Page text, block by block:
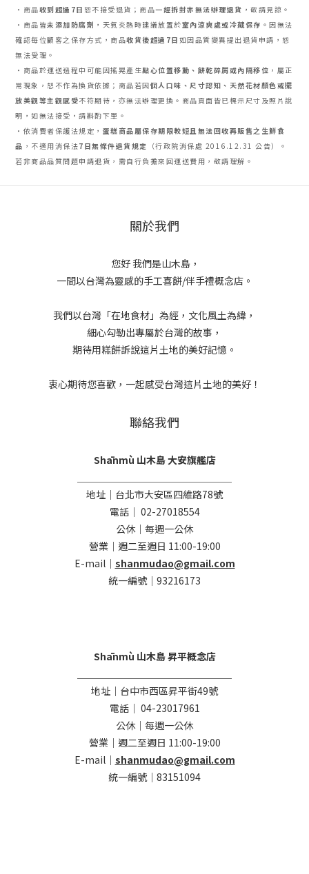
・商品收到超過7日 恕不接受退貨；商品一經拆封亦無法辦理退貨 ，敬請見諒。
・商品皆未添加防腐劑 ，天氣炎熱時建議放置於室內涼爽處或冷藏保存 。因無法
確認每位顧客之保存方式，商品收貨後超過7日 如因品質變異提出退貨申請，恕
無法受理。
・商品於運送過程中可能因搖晃產生點心位置移動、餅乾碎屑或內隔移位 ，屬正
常現象，恕不作為換貨依據；商品若因個人口味、尺寸認知、天然花材顏色或擺
放美觀等主觀感受不符期待，亦無法辦理更換。商品頁面皆已標示尺寸及照片說
明，如無法接受，請斟酌下單。
・依消費者保護法規定， 蛋糕商品屬保存期限較短且無法回收再販售之生鮮食
品 ，不適用消保法7日無條件退貨規定 （行政院消保處 2016.12.31 公告）。
若非商品品質問題申請退貨，需自行負擔來回運送費用，敬請理解。
關於我們
您好 我們是山木島，
一間以台灣為靈感的手工喜餅/伴手禮概念店。
我們以台灣「在地食材」為經，文化風土為緯，
細心勾勒出專屬於台灣的故事，
期待用糕餅訴說這片土地的美好記憶。
衷心期待您喜歡，一起感受台灣這片土地的美好！
聯絡我們
Shānmù 山木島 大安旗艦店
地址｜台北市大安區四維路78號
電話｜ 02-27018554
公休｜每週一公休
營業｜週二至週日 11:00-19:00
E-mail｜ shanmudao@gmail.com
統一編號｜93216173
Shānmù 山木島 昇平概念店
地址｜台中市西區昇平街49號
電話｜ 04-23017961
公休｜每週一公休
營業｜週二至週日 11:00-19:00
E-mail｜ shanmudao@gmail.com
統一編號｜83151094